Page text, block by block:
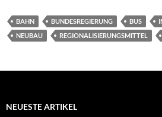
BAHN BUNDESREGIERUNG BUS
NEUBAU
REGIONALISIERUNGSMITTEL
NEUESTE ARTIKEL